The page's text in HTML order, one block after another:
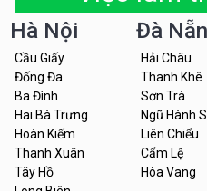
Hà Nội
Cầu Giấy
Đống Đa
Ba Đình
Hai Bà Trưng
Hoàn Kiếm
Thanh Xuân
Tây Hồ
Đà
Hải Châu
Thanh Khê
Sơn Trà
Ngũ Hành
Liên Chiểu
Cẩm Lệ
Hòa Vang